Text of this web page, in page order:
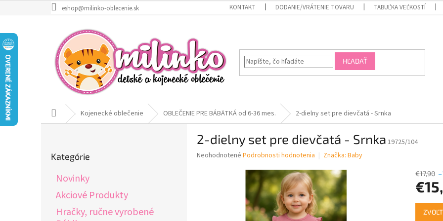
na
eshop@milinko-oblecenie.sk KONTAKT DODANIE/VRÁTENIE TOVARU TABUĽKA VEĽKOSTÍ
HĽADAŤ
DomovKojenecké oblečenie OBLEČENIE PRE BÁBÄTKÁ od 6-36 mes. 2-dielny set pre dievčatá - Srnka
kategórie
Kategórie
Novinky
Akciové Produkty
Hračky, ručne vyrobené
2-dielny set pre dievčatá - Srnka 19725/104
Priemerné
Neohodnotené Podrobnosti hodnotenia Značka: Baby
€17,90
cena: